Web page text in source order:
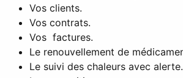
Vos clients.
Vos contrats.
Vos factures.
Le renouvellement de
Le suivi des chaleurs avec alerte.